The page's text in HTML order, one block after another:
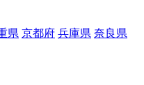
県 京都府 兵庫県 奈良県